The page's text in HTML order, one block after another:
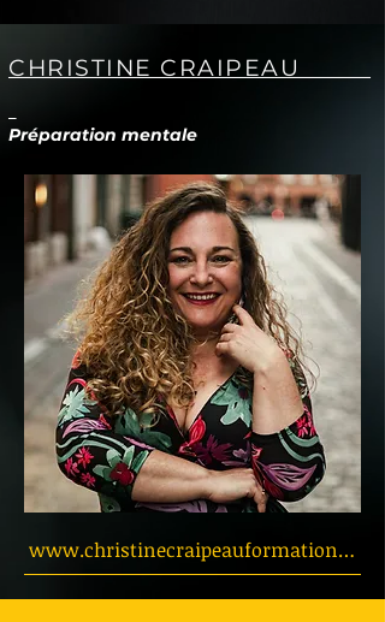
CHRISTINE CRAIPEAU
Préparation mentale
www.christinecraipeauformation.fr/